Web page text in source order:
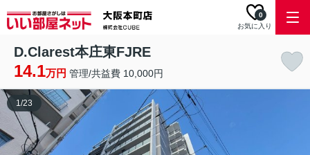
お気に入り
0
D.Clarest本庄東FJRE
14.1万円 管理/共益費 10,000円
1/23